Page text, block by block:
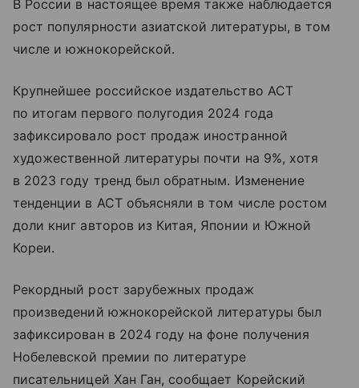
В России в настоящее время также наблюдается
рост популярности азиатской литературы, в том
числе и южнокорейской.
Крупнейшее российское издательство АСТ
по итогам первого полугодия 2024 года
зафиксировало рост продаж иностранной
художественной литературы почти на 9%, хотя
в 2023 году тренд был обратным. Изменение
тенденции в АСТ объясняли в том числе ростом
доли книг авторов из Китая, Японии и Южной
Кореи.
Рекордный рост зарубежных продаж
произведений южнокорейской литературы был
зафиксирован в 2024 году на фоне получения
Нобелевской премии по литературе
писательницей Хан Ган, сообщает Корейский